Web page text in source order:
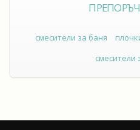
смесители за баня
смесители